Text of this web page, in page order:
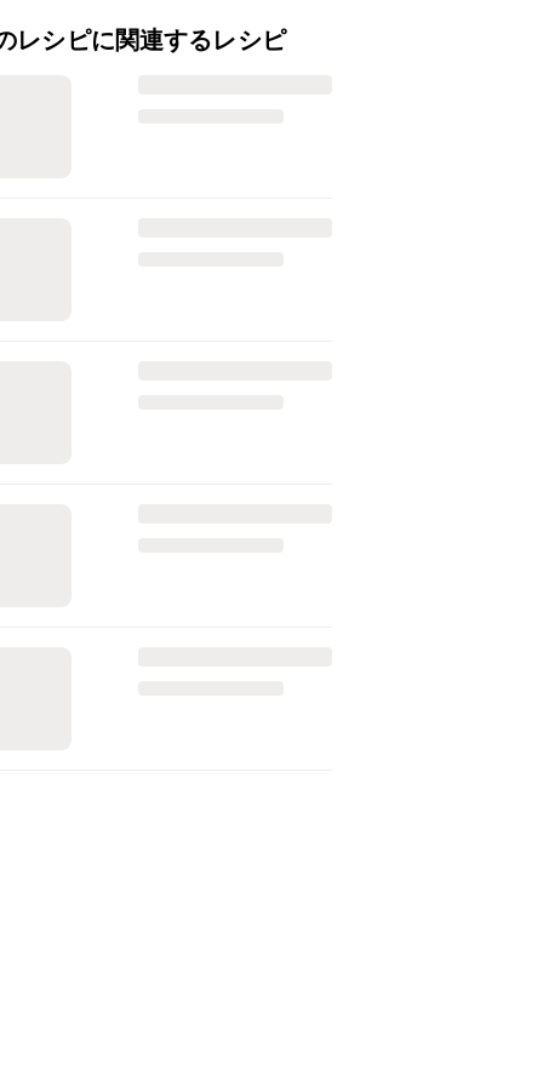
レシピに関連するレシピ